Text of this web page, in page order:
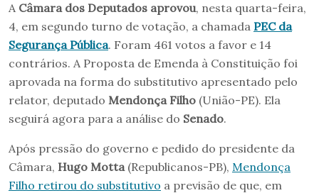
A Câmara dos Deputados aprovou, nesta quarta-feira,
4, em segundo turno de votação, a chamada PEC da
Segurança Pública. Foram 461 votos a favor e 14
contrários. A Proposta de Emenda à Constituição foi
aprovada na forma do substitutivo apresentado pelo
relator, deputado Mendonça Filho (União-PE). Ela
seguirá agora para a análise do Senado.
Após pressão do governo e pedido do presidente da
Câmara, Hugo Motta (Republicanos-PB), Mendonça
Filho retirou do substitutivo a previsão de que, em